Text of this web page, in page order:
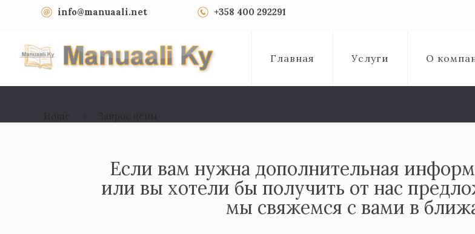
info@manuaali.net +358 400 292291
Главная Услуги О
Если вам нужна дополнительная
или вы хотели бы получить от нас
мы свяжемся с вами в